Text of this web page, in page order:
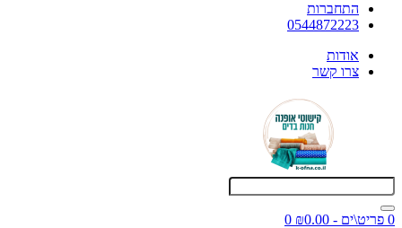
התחברות
0544872223
אודות
צרו קשר
0 פריט\ים - ₪0.00
0